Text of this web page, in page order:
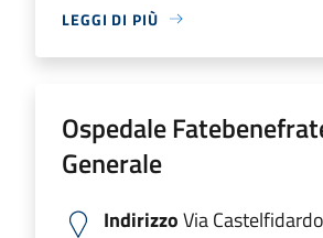
LEGGI DI PIÙ
Ospedale
Generale
IndirizzoVia